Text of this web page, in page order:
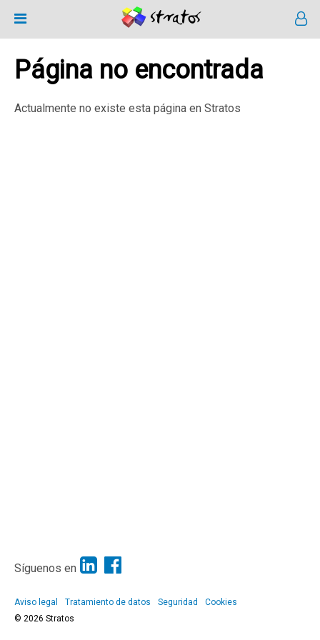
Página no encontrada
Actualmente no existe esta página en Stratos
Síguenos en
Aviso legal Tratamiento de datos Seguridad
Cookies
© 2026 Stratos